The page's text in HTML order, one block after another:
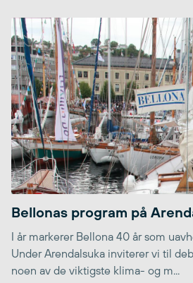
Bellonas program på
I år markerer Bellona 40 år som
Under Arendalsuka inviterer vi til
noen av de viktigste klima- og m...